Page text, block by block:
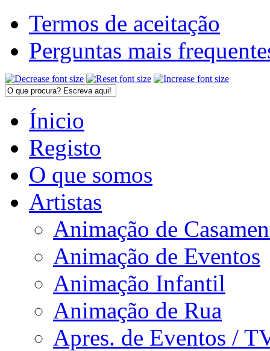
Termos de aceitação
Perguntas mais
Ínicio
Registo
O que somos
Artistas
Animação de
Animação de Eventos
Animação Infantil
Animação de Rua
Apres. de Eventos /